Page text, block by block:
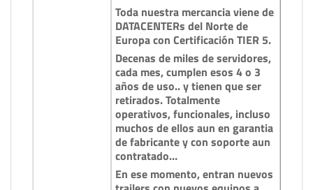
Toda nuestra mercancia viene de
DATACENTERs del Norte de
Europa con Certificación TIER 5.
Decenas de miles de servidores,
cada mes, cumplen esos 4 o 3
años de uso.. y tienen que ser
retirados. Totalmente
operativos, funcionales, incluso
muchos de ellos aun en garantia
de fabricante y con soporte aun
contratado…
En ese momento, entran nuevos